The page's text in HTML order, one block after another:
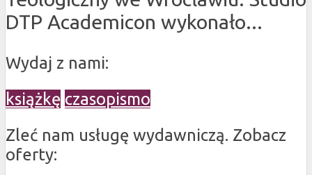
DTP Academicon wykonało...
Wydaj z nami:
książkę czasopismo
Zleć nam usługę wydawniczą. Zobacz
oferty: